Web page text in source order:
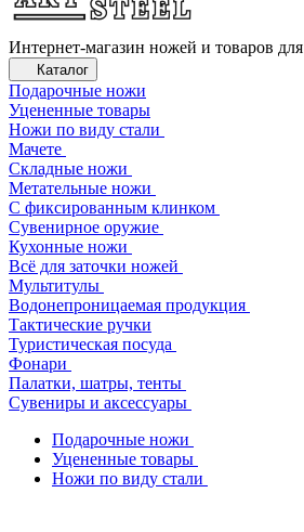
Интернет-магазин ножей и товаров
Каталог
Подарочные ножи
Уцененные товары
Ножи по виду стали
Мачете
Складные ножи
Метательные ножи
С фиксированным клинком
Сувенирное оружие
Кухонные ножи
Всё для заточки ножей
Мультитулы
Водонепроницаемая продукция
Тактические ручки
Туристическая посуда
Фонари
Палатки, шатры, тенты
Сувениры и аксессуары
Подарочные ножи
Уцененные товары
Ножи по виду стали